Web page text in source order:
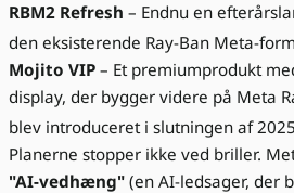
RBM2 Refresh – Endnu en
den eksisterende Ray-Ban Meta-
Mojito VIP – Et premiumprodukt
display, der bygger videre på Meta
blev introduceret i slutningen af 2025
Planerne stopper ikke ved briller.
"AI-vedhæng" (en AI-ledsager, der